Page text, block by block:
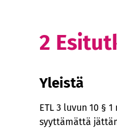
2
Yleistä
ETL 3 luvun 10 §
syyttämättä